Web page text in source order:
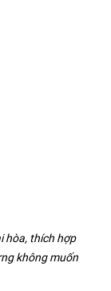
hòa, thích hợp
không muốn